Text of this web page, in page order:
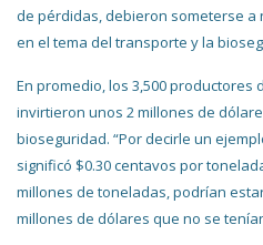
de pérdidas, debieron someterse
en el tema del transporte y la
En promedio, los 3,500 productores
invirtieron unos 2 millones de
bioseguridad. “Por decirle un
significó $0.30 centavos por
millones de toneladas, podrían
millones de dólares que no se